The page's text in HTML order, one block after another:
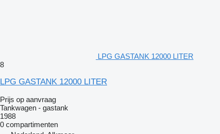
LPG GASTANK 12000 LITER
8
LPG GASTANK 12000 LITER
Prijs op aanvraag
Tankwagen - gastank
1988
0 compartimenten